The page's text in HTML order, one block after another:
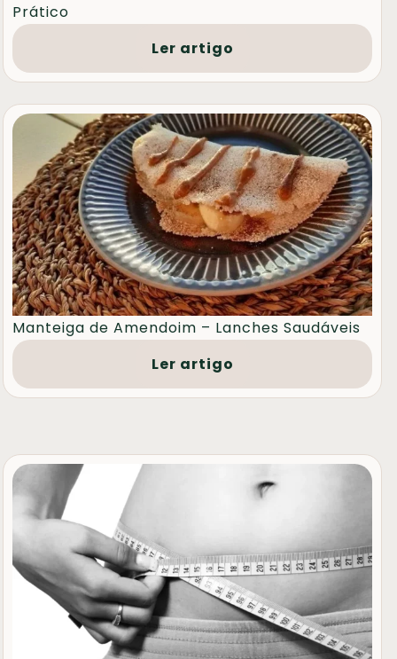
Prático
Ler artigo
Manteiga de Amendoim – Lanches Saudáveis
Ler artigo